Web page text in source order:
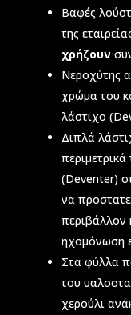
Βαφές
της
χρήζουν
Νεροχύτης
χρώμα του
λάστιχο
Διπλά
(Deventer)
να
περιβάλλον
ηχομόνωση
Στα φύλλα
του
χερούλι